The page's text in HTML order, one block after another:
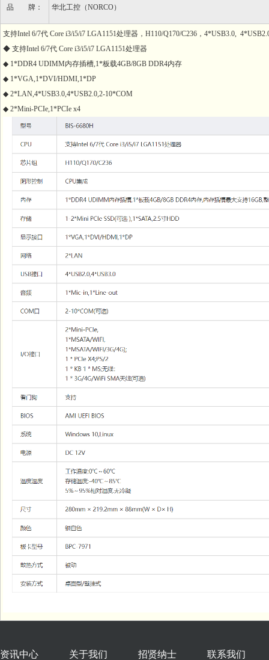
品 牌： 华北工控（NORCO）
支持Intel 6/7代 Core i3/i5/i7 LGA1151处理器，H110/Q170/C236，4*USB3.0,
◆ 支持Intel 6/7代 Core i3/i5/i7 LGA1151处理器
◆ 1*DDR4 UDIMM内存插槽,1*板载4GB/8GB DDR4内存
◆ 1*VGA,1*DVI/HDMI,1*DP
◆ 2*LAN,4*USB3.0,4*USB2.0,2-10*COM
◆ 2*Mini-PCIe,1*PCIe x4
资讯中心 关于我们 招贤纳士 联系我们